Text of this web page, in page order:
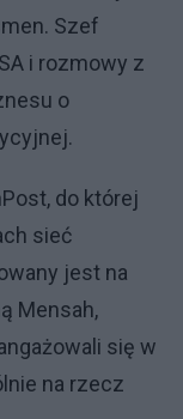
Szef
i rozmowy z
o
do której
sieć
jest na
Mensah,
się w
na rzecz